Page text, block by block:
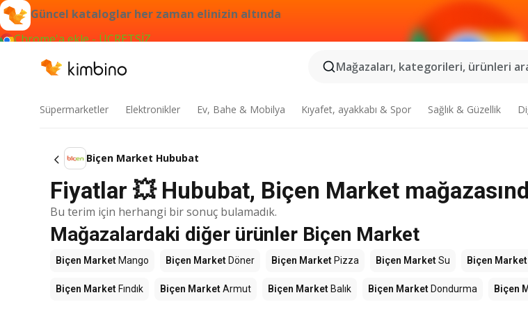
Güncel kataloglar her zaman elinizin altında
Chrome'a ekle - ÜCRETSİZ
Mağazaları, kategorileri, ürünleri
Süpermarketler Elektronikler Ev, Bahe & Mobilya Kıyafet, ayakkabı & Spor Sağlık & Güzellik
Biçen Market Hububat
Fiyatlar 💥 Hububat, Biçen Market
Bu terim için herhangi bir sonuç bulamadık.
Mağazalardaki diğer ürünler Biçen Market
Biçen Market Mango Biçen Market Döner Biçen Market Pizza Biçen MarketSu Biçen Market
Biçen Market Fındık Biçen MarketArmut Biçen Market Balık Biçen Market Dondurma Biçen